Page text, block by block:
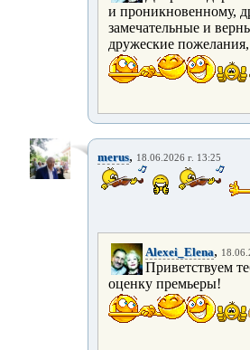
и проникновенному,
замечательные и
дружеские
merus, 18.06.2026 г. 13:25
Alexei_Elena,
Приветствуем
оценку премьеры!